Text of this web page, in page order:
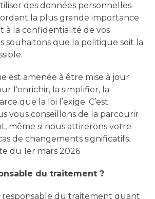
des données personnelles.
la plus grande importance
à la confidentialité de vos
souhaitons que la politique soit la
est amenée à être mise à jour
l’enrichir, la simplifier, la
que la loi l’exige. C’est
vous conseillons de la parcourir
même si nous attirerons votre
de changements significatifs.
du 1er mars 2026
du traitement ?
responsable du traitement quant